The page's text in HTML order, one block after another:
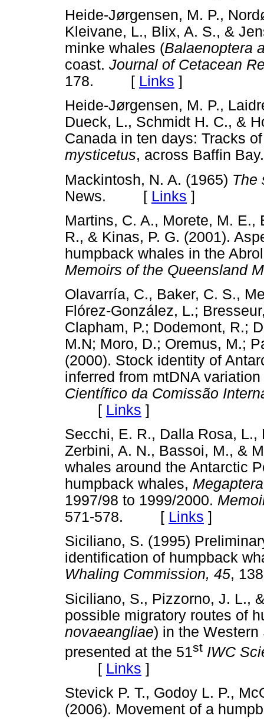
Heide-Jørgensen, M. P.,
Kleivane, L., Blix, A. S., &
minke whales (Balaenoptera
coast. Journal of Cetacean
178. [ Links ]
Heide-Jørgensen, M. P.,
Dueck, L., Schmidt H. C., &
Canada in ten days: Tracks
mysticetus, across Baffin
Mackintosh, N. A. (1965) The
News. [ Links ]
Martins, C. A., Morete, M.
R., & Kinas, P. G. (2001).
humpback whales in the
Memoirs of the Queensland
Olavarría, C., Baker, C. S.,
Flórez-González, L.;
Clapham, P.; Dodemont, R.;
M.N; Moro, D.; Oremus, M.;
(2000). Stock identity of
inferred from mtDNA
Científico da Comissão
[ Links ]
Secchi, E. R., Dalla Rosa, L.,
Zerbini, A. N., Bassoi, M., &
whales around the Antarctic
humpback whales,
1997/98 to 1999/2000.
571-578. [ Links ]
Siciliano, S. (1995)
identification of humpback
Whaling Commission, 45,
Siciliano, S., Pizzorno, J. L.,
possible migratory routes of
novaeangliae) in the Western
presented at the 51st IWC
[ Links ]
Stevick P. T., Godoy L. P.,
(2006). Movement of a